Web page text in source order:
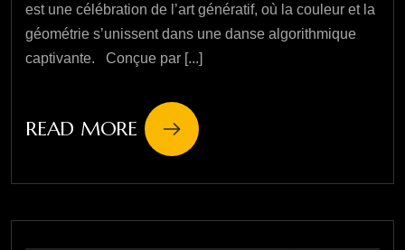
est une célébration de l’art génératif, où la couleur et la
géométrie s’unissent dans une danse algorithmique
captivante. Conçue par [...]
READ MORE